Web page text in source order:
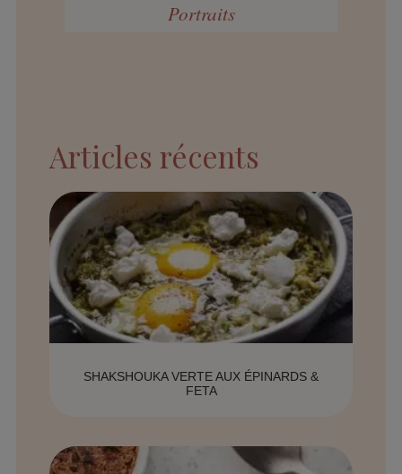
Portraits
Articles récents
SHAKSHOUKA VERTE AUX ÉPINARDS &
FETA